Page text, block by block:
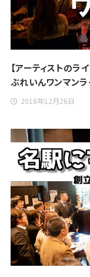
【アーティストのラ
ぶれいんワンマン
2018年12月26日